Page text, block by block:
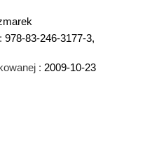
978-83-246-3177-3,
: 2009-10-23